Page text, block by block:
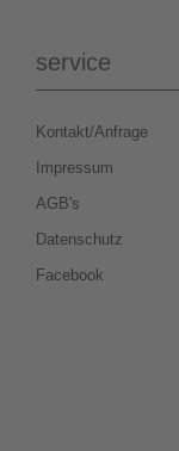
service
Kontakt/Anfrage
Impressum
AGB's
Datenschutz
Facebook